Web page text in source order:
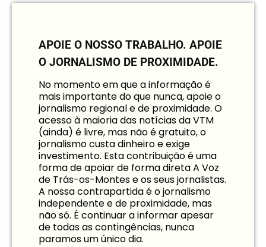
APOIE O NOSSO TRABALHO. APOIE
O JORNALISMO DE PROXIMIDADE.
No momento em que a informação é
mais importante do que nunca, apoie o
jornalismo regional e de proximidade. O
acesso à maioria das notícias da VTM
(ainda) é livre, mas não é gratuito, o
jornalismo custa dinheiro e exige
investimento. Esta contribuição é uma
forma de apoiar de forma direta A Voz
de Trás-os-Montes e os seus jornalistas.
A nossa contrapartida é o jornalismo
independente e de proximidade, mas
não só. É continuar a informar apesar
de todas as contingências, nunca
paramos um único dia.